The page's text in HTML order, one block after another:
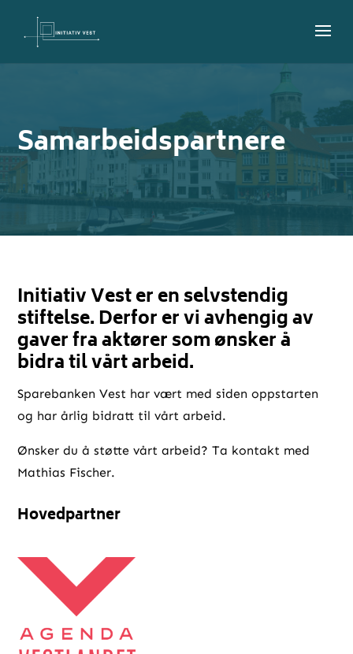
Samarbeidspartnere
Initiativ Vest er en selvstendig
stiftelse. Derfor er vi avhengig av
gaver fra aktører som ønsker å
bidra til vårt arbeid.
Sparebanken Vest har vært med siden oppstarten
og har årlig bidratt til vårt arbeid.
Ønsker du å støtte vårt arbeid? Ta kontakt med
Mathias Fischer.
Hovedpartner